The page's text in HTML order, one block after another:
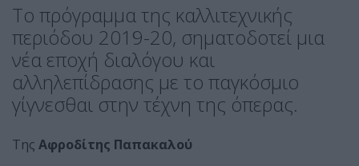
Το πρόγραμμα της καλλιτεχνικής
περιόδου 2019-20, σηματοδοτεί μια
νέα εποχή διαλόγου και
αλληλεπίδρασης με το παγκόσμιο
γίγνεσθαι στην τέχνη της όπερας.
Της Αφροδίτης Παπακαλού